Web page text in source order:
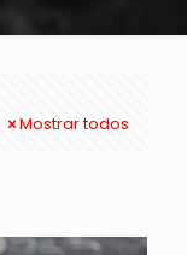
Mostrar todos